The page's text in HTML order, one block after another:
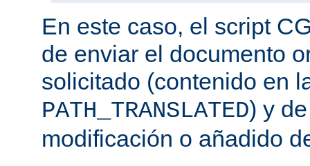
En este caso, el script
de enviar el documento
solicitado (contenido en
PATH_TRANSLATED) y
modificación o añadido